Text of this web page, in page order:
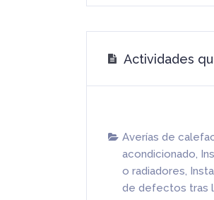
Actividades
Averías de
acondicionado,
o radiadores,
de defectos tras